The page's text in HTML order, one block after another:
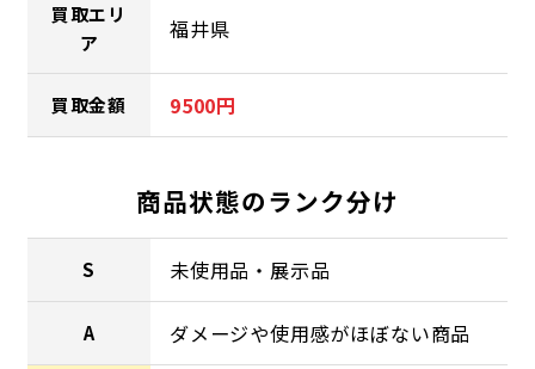
買取エリ
ア
福井県
買取金額 9500円
商品状態のランク分け
S 未使用品・展示品
A ダメージや使用感がほぼない商品